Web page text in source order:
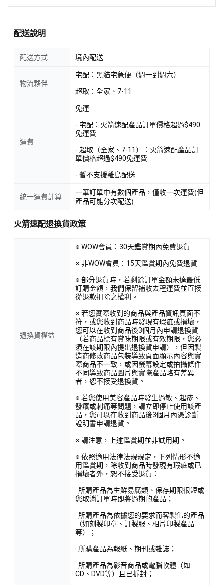
配送說明
配送方式 境內配送
物流夥伴
宅配：黑貓宅急便（週一到週六）
超取：全家、7-11
運費
免運
- 宅配：火箭速配產品訂單價格超過$490
免運費
- 超取（全家、7-11）：火箭速配產品訂
單價格超過$490免運費
- 暫不支援離島配送
統一運費計算
一筆訂單中有數個產品，僅收一次運費(但
產品可能分次配送)
火箭速配退換貨政策
退換貨權益
※ WOW會員：30天鑑賞期內免費退貨
※ 非WOW會員：15天鑑賞期內免費退貨
※ 部分退貨時，若剩餘訂單金額未達最低
訂購金額，我們保留補收去程運費並直接
從退款扣除之權利。
※ 若您實際收到的商品與產品資訊頁面不
符，或您收到商品時發現有瑕疵或損壞，
您可以在收到商品後3個月內申請退換貨
（若商品標有賞味期限或有效期限，您必
須在該期限內提出退換貨申請），但因製
造商修改商品包裝導致頁面顯示內容與實
際商品不一致，或因螢幕設定或拍攝條件
不同導致商品圖片與實際產品略有差異
者，恕不接受退換貨。
※ 若您使用美容產品時發生過敏、起疹、
發癢或刺痛等問題，請立即停止使用該產
品，您可以在收到商品後3個月內憑診斷
證明書申請退貨。
※ 請注意，上述鑑賞期並非試用期。
※ 依照適用法律法規規定，下列情形不適
用鑑賞期，除收到商品時發現有瑕疵或已
損壞者外，恕不接受退貨：
· 所購產品為生鮮易腐類、保存期限很短或
您取消訂單時即將過期的產品；
· 所購產品為依據您的要求而客製化的產品
（如刻製印章、訂製服、相片印製產品
等）；
· 所購產品為報紙、期刊或雜誌；
· 所購產品為影音商品或電腦軟體（如
CD、DVD等）且已拆封；